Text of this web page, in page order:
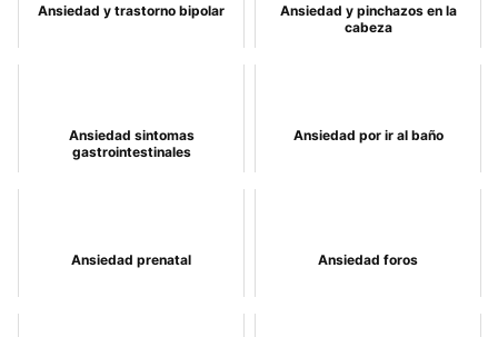
Ansiedad y trastorno bipolar
Ansiedad y pinchazos en la
cabeza
Ansiedad sintomas
gastrointestinales
Ansiedad por ir al baño
Ansiedad prenatal Ansiedad foros